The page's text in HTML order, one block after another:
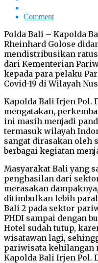
Comment
Polda Bali – Kapolda
Rheinhard Golose
mendistribusikan
dari Kementerian
kepada para pelaku
Covid-19 di Wilayah
Kapolda Bali Irjen Pol.
mengatakan,
ini masih menjadi
termasuk wilayah
sangat dirasakan oleh
berbagai kegiatan
Masyarakat Bali yang
penghasilan dari
merasakan
ditimbulkan lebih
Bali 2 pada sektor
PHDI sampai dengan
Hotel sudah tutup,
wisatawan lagi,
pariwisata kehilangan
Kapolda Bali Irjen Pol.